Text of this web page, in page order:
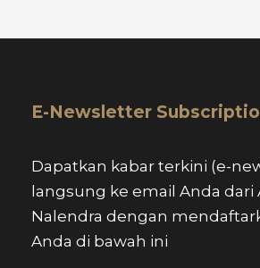
E-Newsletter
Dapatkan kabar terkini (e-
langsung ke email Anda dari
Nalendra dengan
Anda di bawah ini